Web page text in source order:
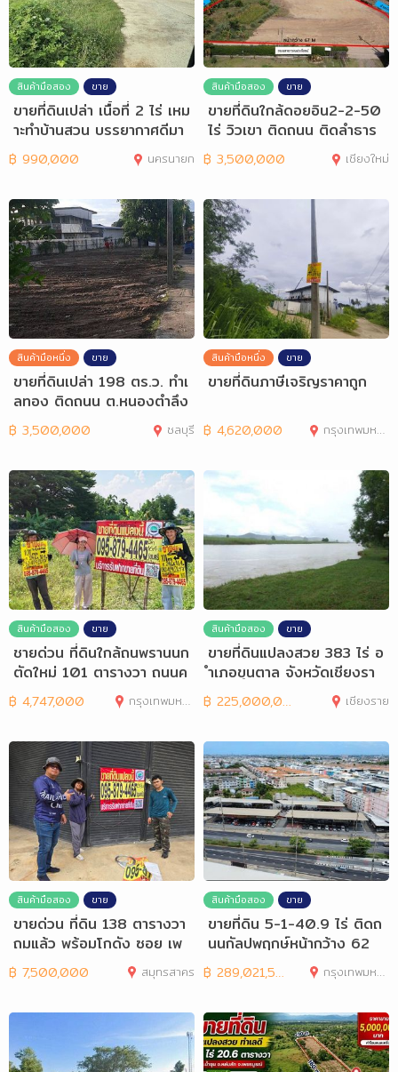
สินค้ามือสอง ขาย
ขายที่ดินเปล่า เนื้อที่ 2 ไร่ เหม
าะทำบ้านสวน บรรยากาศดีมา
ก
฿ 990,000 นครนายก
สินค้ามือสอง ขาย
ขายที่ดินใกล้ดอยอิน2-2-50
ไร่ วิวเขา ติดถนน ติดลำธาร
฿ 3,500,000 เชียงใหม่
สินค้ามือหนึ่ง ขาย
ขายที่ดินเปล่า 198 ตร.ว. ทำเ
ลทอง ติดถนน ต.หนองตำลึง
อ.พานทอง
฿ 3,500,000 ชลบุรี
สินค้ามือหนึ่ง ขาย
ขายที่ดินภาษีเจริญราคาถูก
฿ 4,620,000 กรุงเทพมหานคร
สินค้ามือสอง ขาย
ชายด่วน ที่ดินใกล้ถนพรานนก
ตัดใหม่ 101 ตารางวา ถนนค
อนกรีต ถมแ
฿ 4,747,000 กรุงเทพมหานคร
สินค้ามือสอง ขาย
ขายที่ดินแปลงสวย 383 ไร่ อ
ำเภอขุนตาล จังหวัดเชียงรา
ย
฿ 225,000,000 เชียงราย
สินค้ามือสอง ขาย
ขายด่วน ที่ดิน 138 ตารางวา
ถมแล้ว พร้อมโกดัง ซอย เพ
ชรเกษม 12
฿ 7,500,000 สมุทรสาคร
สินค้ามือสอง ขาย
ขายที่ดิน 5-1-40.9 ไร่ ติดถ
นนกัลปพฤกษ์หน้ากว้าง 62
ม.
฿ 289,021,500 กรุงเทพมหานคร